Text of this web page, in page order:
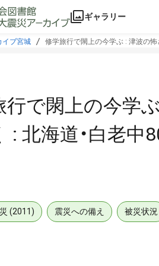
ギャラリー
イブ宮城 修学旅行で閖上の今学ぶ : 津波の
行で閖上の今学
: 北海道・白老中
(2011) 震災への備え 被災状況